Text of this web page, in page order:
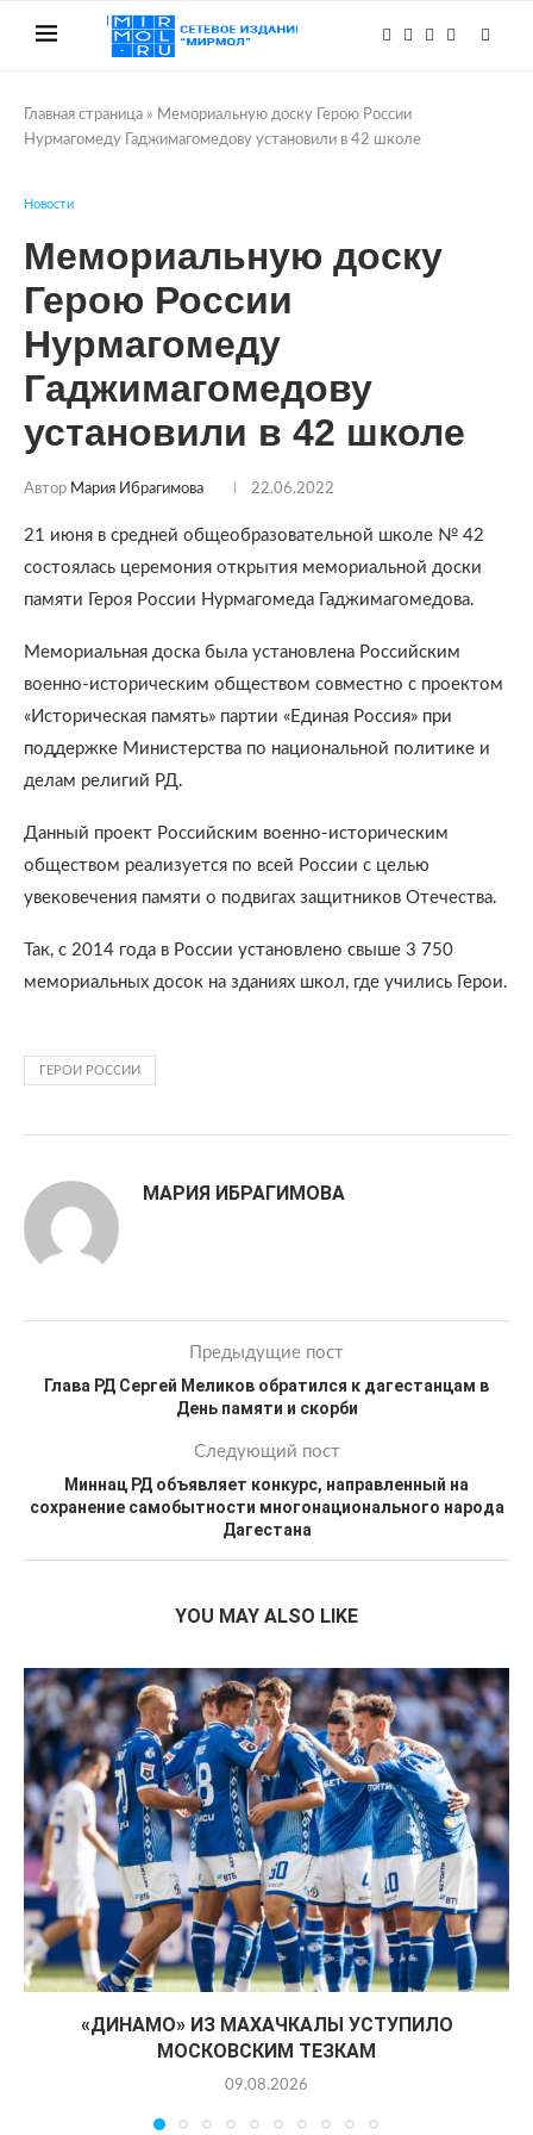
Главная страница » Мемориальную доску Герою России
Нурмагомеду Гаджимагомедову установили в 42 школе
Новости
Мемориальную доску
Герою России
Нурмагомеду
Гаджимагомедову
установили в 42 школе
Автор Мария Ибрагимова 22.06.2022
21 июня в средней общеобразовательной школе № 42
состоялась церемония открытия мемориальной доски
памяти Героя России Нурмагомеда Гаджимагомедова.
Мемориальная доска была установлена Российским
военно-историческим обществом совместно с проектом
«Историческая память» партии «Единая Россия» при
поддержке Министерства по национальной политике и
делам религий РД.
Данный проект Российским военно-историческим
обществом реализуется по всей России с целью
увековечения памяти о подвигах защитников Отечества.
Так, с 2014 года в России установлено свыше 3 750
мемориальных досок на зданиях школ, где учились Герои.
ГЕРОИ РОССИИ
МАРИЯ ИБРАГИМОВА
Предыдущие пост
Глава РД Сергей Меликов обратился к дагестанцам в
День памяти и скорби
Следующий пост
Миннац РД объявляет конкурс, направленный на
сохранение самобытности многонационального народа
Дагестана
YOU MAY ALSO LIKE
«ДИНАМО» ИЗ МАХАЧКАЛЫ УСТУПИЛО
МОСКОВСКИМ ТЕЗКАМ
09.08.2026